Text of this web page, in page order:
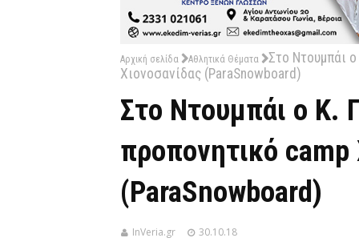
Αρχική σελίδα Αθλητικά Θέματα
Στο Ντουμπάι
Χιονοσανίδας (ParaSnowboard)
Στο Ντουμπάι ο Κ.
προπονητικό camp
(ParaSnowboard)
InVeria.gr 30.10.18